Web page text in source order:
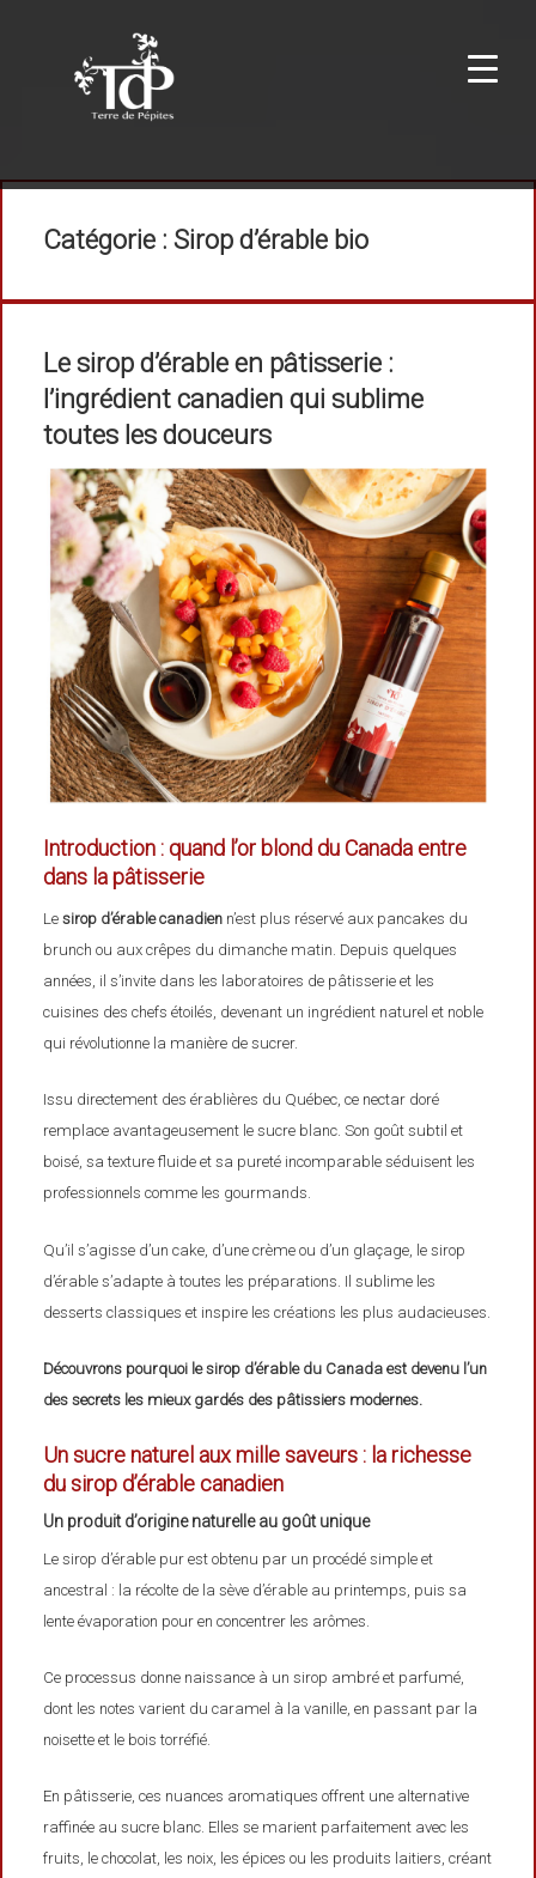
Catégorie :Sirop d’érable bio
Le sirop d’érable en pâtisserie :
l’ingrédient canadien qui sublime
toutes les douceurs
Introduction : quand l’or blond du Canada entre
dans la pâtisserie
Lesirop d’érable canadien n’est plus réservé aux pancakes du
brunch ou aux crêpes du dimanche matin. Depuis quelques
années, il s’invite dans les laboratoires de pâtisserie et les
cuisines des chefs étoilés, devenant un ingrédient naturel et noble
qui révolutionne la manière de sucrer.
Issu directement des érablières du Québec, ce nectar doré
remplace avantageusement le sucre blanc. Son goût subtil et
boisé, sa texture fluide et sa pureté incomparable séduisent les
professionnels comme les gourmands.
Qu’il s’agisse d’un cake, d’une crème ou d’un glaçage, le sirop
d’érable s’adapte à toutes les préparations. Il sublime les
desserts classiques et inspire les créations les plus audacieuses.
Découvrons pourquoi le sirop d’érable du Canada est devenu l’un
des secrets les mieux gardés des pâtissiers modernes.
Un sucre naturel aux mille saveurs : la richesse
du sirop d’érable canadien
Un produit d’origine naturelle au goût unique
Le sirop d’érable pur est obtenu par un procédé simple et
ancestral : la récolte de la sève d’érable au printemps, puis sa
lente évaporation pour en concentrer les arômes.
Ce processus donne naissance à un sirop ambré et parfumé,
dont les notes varient du caramel à la vanille, en passant par la
noisette et le bois torréfié.
En pâtisserie, ces nuances aromatiques offrent une alternative
raffinée au sucre blanc. Elles se marient parfaitement avec les
fruits, le chocolat, les noix, les épices ou les produits laitiers, créant